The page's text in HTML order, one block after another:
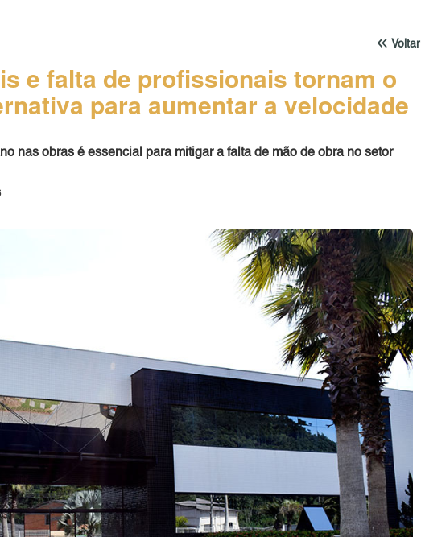
Voltar
e falta de profissionais tornam o
para aumentar a velocidade
nas obras é essencial para mitigar a falta de mão de obra no setor